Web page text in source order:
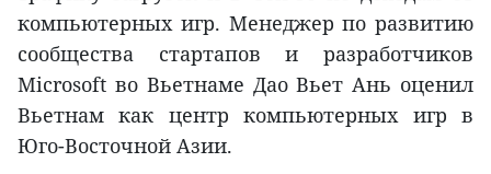
компьютерных игр. Менеджер по развитию
сообщества стартапов и разработчиков
Microsoft во Вьетнаме Дао Вьет Ань оценил
Вьетнам как центр компьютерных игр в
Юго-Восточной Азии.